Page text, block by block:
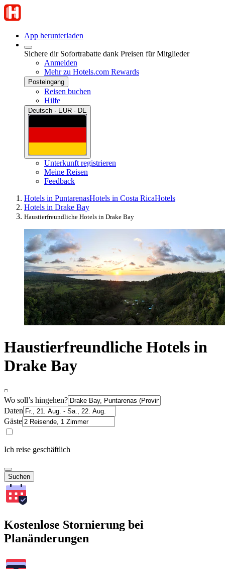
App herunterladen
Sichere dir Sofortrabatte dank Preisen für Mitglieder
Anmelden
Mehr zu Hotels.com Rewards
Posteingang
Reisen buchen
Hilfe
Deutsch · EUR · DE
Unterkunft registrieren
Meine Reisen
Feedback
Hotels in PuntarenasHotels in Costa RicaHotels
Hotels in Drake Bay
Haustierfreundliche Hotels in Drake Bay
Haustierfreundliche Hotels in
Drake Bay
Wo soll’s hingehen?
Daten
Gäste
Ich reise geschäftlich
Suchen
Kostenlose Stornierung bei
Planänderungen